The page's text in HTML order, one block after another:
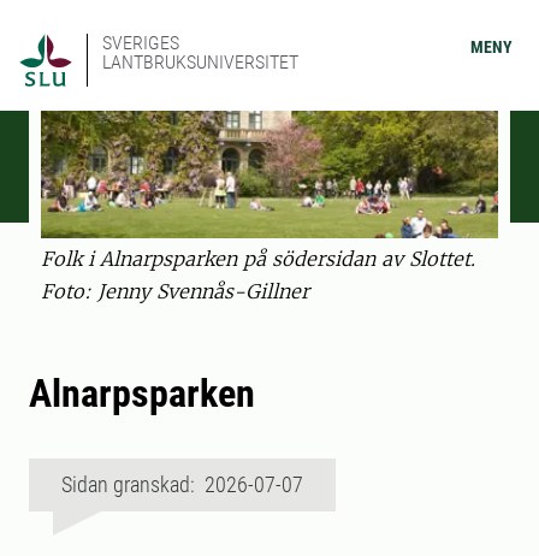
SVERIGES
LANTBRUKSUNIVERSITET
MENY
Folk i Alnarpsparken på södersidan av Slottet.
Foto: Jenny Svennås-Gillner
Alnarpsparken
Sidan granskad: 2026-07-07